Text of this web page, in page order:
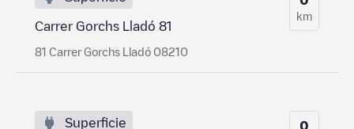
Carrer Gorchs Lladó 81
81 Carrer Gorchs Lladó 08210
km
Superficie 0